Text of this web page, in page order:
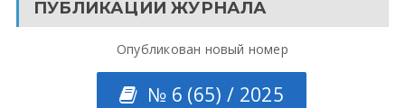
ПУБЛИКАЦИИ ЖУРНАЛА
Опубликован новый номер
№ 6 (65) / 2025